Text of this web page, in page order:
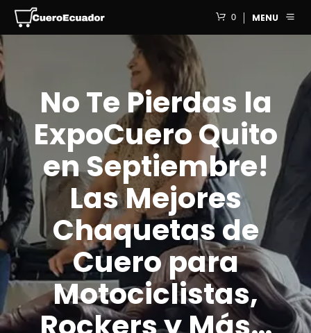
0 MENU
No Te Pierdas la
ExpoCuero Quito
en Septiembre!
Las Mejores
Chaquetas de
Cuero para
Motociclistas,